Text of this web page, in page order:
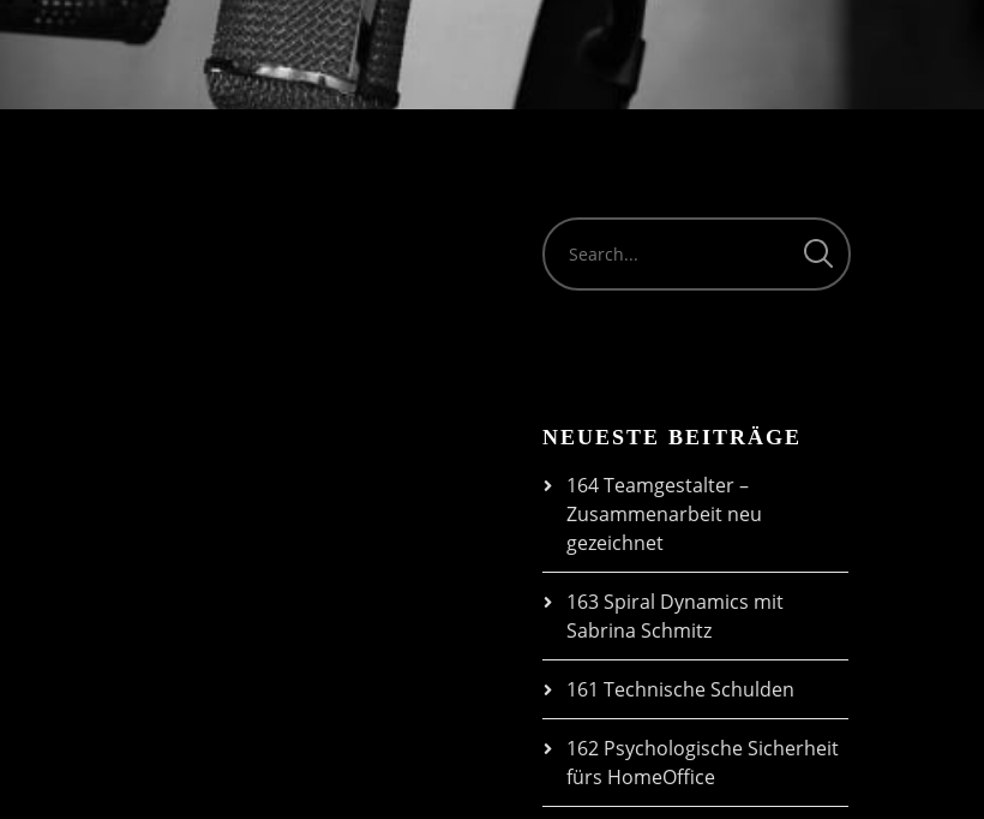
NEUESTE BEITRÄGE
164 Teamgestalter –
Zusammenarbeit neu
gezeichnet
163 Spiral Dynamics mit
Sabrina Schmitz
161 Technische Schulden
162 Psychologische Sicherheit
fürs HomeOffice